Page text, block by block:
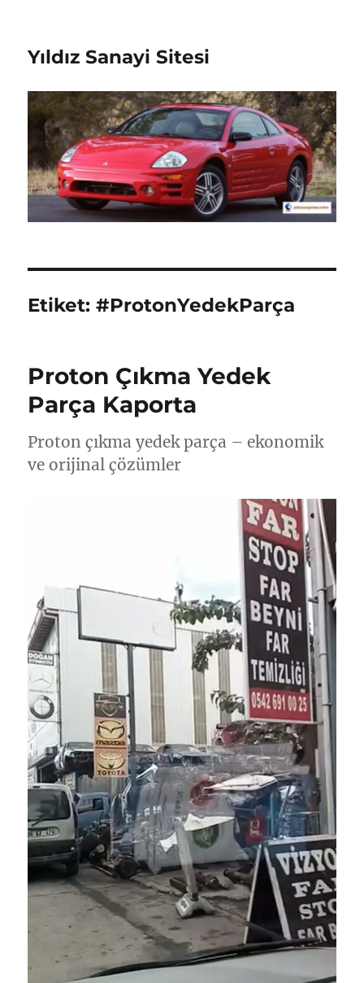
Yıldız Sanayi Sitesi
Etiket:#ProtonYedekParça
Proton Çıkma Yedek
Parça Kaporta
Proton çıkma yedek parça – ekonomik
ve orijinal çözümler